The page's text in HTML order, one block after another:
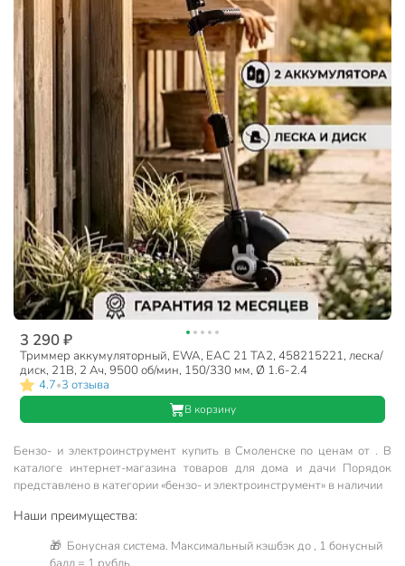
3 290 ₽
Триммер аккумуляторный, EWA, ЕАС 21 ТА2, 458215221, леска/
диск, 21В, 2 Ач, 9500 об/мин, 150/330 мм, Ø 1.6-2.4
4.7•3 отзыва
В корзину
Бензо- и электроинструмент купить в Смоленске по ценам от . В
каталоге интернет-магазина товаров для дома и дачи Порядок
представлено в категории «бензо- и электроинструмент» в наличии
Наши преимущества:
🎁 Бонусная система. Максимальный кэшбэк до , 1 бонусный